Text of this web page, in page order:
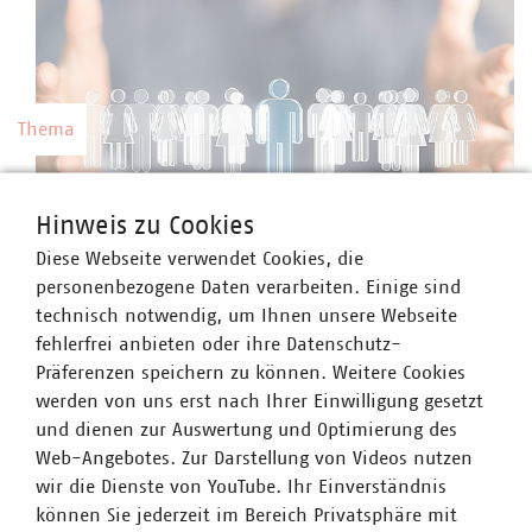
Thema
Kommunale Unternehmen arbeiten hoch
professionell, sind innovativ, zahlen nach Tarif
und bieten gute Weiterbildungsmöglichkeiten
sowie berufliche Perspektiven.
Thema
Hinweis zu Cookies
Diese Webseite verwendet Cookies, die
personenbezogene Daten verarbeiten. Einige sind
technisch notwendig, um Ihnen unsere Webseite
fehlerfrei anbieten oder ihre Datenschutz-
Präferenzen speichern zu können. Weitere Cookies
werden von uns erst nach Ihrer Einwilligung gesetzt
und dienen zur Auswertung und Optimierung des
Web-Angebotes. Zur Darstellung von Videos nutzen
wir die Dienste von YouTube. Ihr Einverständnis
können Sie jederzeit im Bereich Privatsphäre mit